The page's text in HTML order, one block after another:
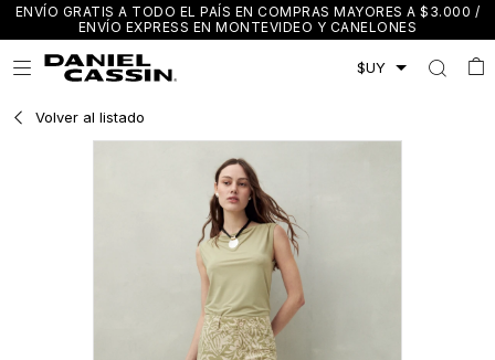
ENVÍO GRATIS A TODO EL PAÍS EN COMPRAS MAYORES A $3.000 /
ENVÍO EXPRESS EN MONTEVIDEO Y CANELONES

Volver al listado